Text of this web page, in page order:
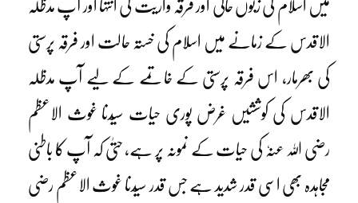
میں اسلام کی زبوں حالی اور فرقہ واریت کی انتہا اور آپ مدظلہ
الاقدس کے زمانے میں اسلام کی خستہ حالت اور فرقہ پرستی
کی بھرمار، اس فرقہ پرستی کے خاتمے کے لیے آپ مدظلہ
الاقدس کی کوششیں غرض پوری حیات سیّدنا غوث الاعظم
رضی اللہ عنہٗ کی حیات کے نمونہ پر ہے، حتیٰ کہ آپ کا باطنی
مجاہدہ بھی اسی قدر شدید ہے جس قدر سیّدنا غوث الاعظم رضی